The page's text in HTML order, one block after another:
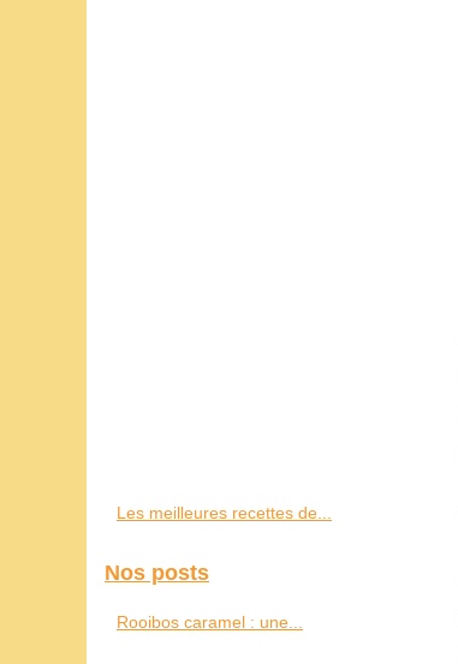
Les meilleures recettes de...
Nos posts
Rooibos caramel : une...